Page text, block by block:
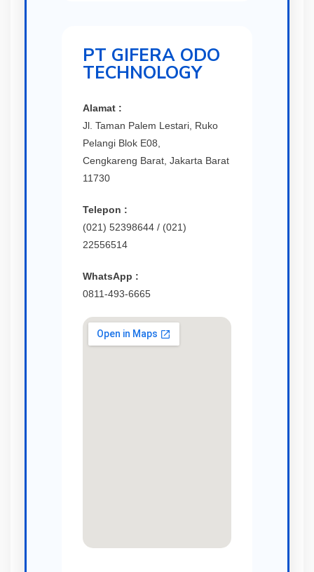
PT GIFERA ODO
TECHNOLOGY
Alamat :
Jl. Taman Palem Lestari, Ruko
Pelangi Blok E08,
Cengkareng Barat, Jakarta Barat
11730
Telepon :
(021) 52398644 / (021)
22556514
WhatsApp :
0811-493-6665